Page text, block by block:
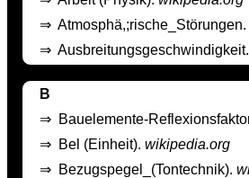
⇒ Atmosphä,;rische_Störungen.
⇒ Ausbreitungsgeschwindigkeit.
B
⇒ Bauelemente-
⇒ Bel (Einheit). wikipedia.org
⇒ Bezugspegel_(Tontechnik).